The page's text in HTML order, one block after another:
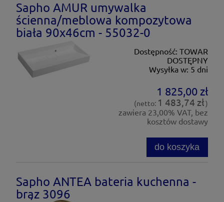
Sapho AMUR umywalka
ścienna/meblowa kompozytowa
biała 90x46cm - 55032-0
Dostępność: TOWAR
DOSTĘPNY
Wysyłka w: 5 dni
1 825,00 zł
(netto: 1 483,74 zł)
zawiera 23,00% VAT, bez
kosztów dostawy
do koszyka
Sapho ANTEA bateria kuchenna -
brąz 3096